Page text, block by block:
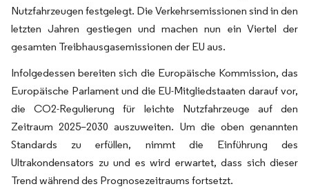
Nutzfahrzeugen festgelegt. Die Verkehrsemissionen sind in den
letzten Jahren gestiegen und machen nun ein Viertel der
gesamten Treibhausgasemissionen der EU aus.
Infolgedessen bereiten sich die Europäische Kommission, das
Europäische Parlament und die EU-Mitgliedstaaten darauf vor,
die CO2-Regulierung für leichte Nutzfahrzeuge auf den
Zeitraum 2025–2030 auszuweiten. Um die oben genannten
Standards zu erfüllen, nimmt die Einführung des
Ultrakondensators zu und es wird erwartet, dass sich dieser
Trend während des Prognosezeitraums fortsetzt.